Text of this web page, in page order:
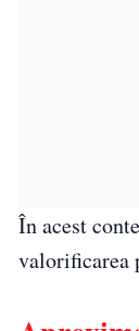
În acest
valorificarea